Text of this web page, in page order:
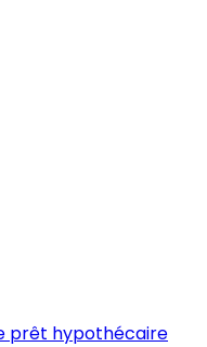
prêt hypothécaire